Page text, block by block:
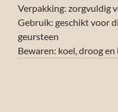
Verpakking: zorgvuldig
Gebruik: geschikt voor
geursteen
Bewaren: koel, droog